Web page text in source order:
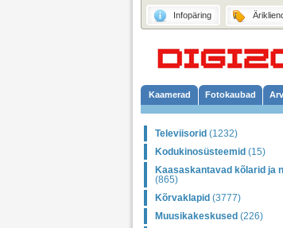
Infopäring
Kaamerad Fotokaubad
Televiisorid (1232)
Kodukinosüsteemid (15)
Kaasaskantavad kõlarid ja
(865)
Kõrvaklapid (3777)
Muusikakeskused (226)